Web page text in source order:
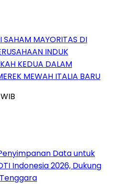
SAHAM MAYORITAS DI
INDUK
KEDUA DALAM
MEWAH ITALIA BARU
Data untuk
Indonesia 2026, Dukung